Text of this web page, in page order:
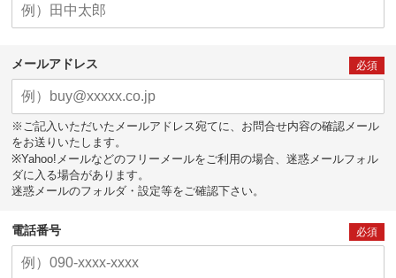
メールアドレス 必須
※ご記入いただいたメールアドレス宛てに、お問合せ内容の確認メール
をお送りいたします。
※Yahoo!メールなどのフリーメールをご利用の場合、迷惑メールフォル
ダに入る場合があります。
迷惑メールのフォルダ・設定等をご確認下さい。
電話番号 必須